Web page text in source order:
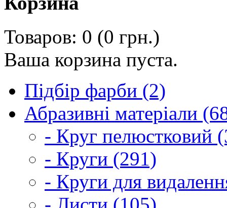
Товаров: 0 (0 грн.)
Ваша корзина пуста.
Підбір фарби (2)
Абразивні матеріали
- Круг пелюстковий
- Круги (291)
- Круги для